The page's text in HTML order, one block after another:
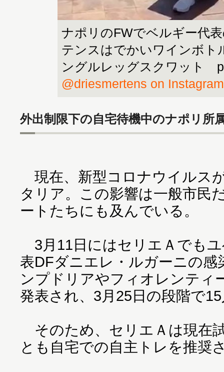
ナポリのFWでベルギー代
テンスはでかいワインボト
ングルレッグスクワット
@driesmertens on Instagram
外出制限下の自宅待機中のナポリ所
現在、新型コロナウイルス
タリア。この影響は一般市民
ートたちにも及んでいる。
3月11日にはセリエＡでも
表DFダニエレ・ルガーニの感
ンプドリアやフィオレンティ
発表され、3月25日の段階で
そのため、セリエＡは現在
とも自宅での自主トレを推奨